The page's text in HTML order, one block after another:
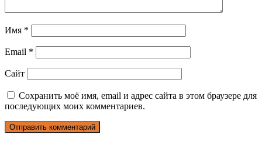
Имя *
Email *
Сайт
Сохранить моё имя, email и адрес сайта в этом браузере для
последующих моих комментариев.